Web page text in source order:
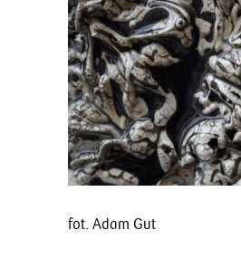
fot. Adam Gut